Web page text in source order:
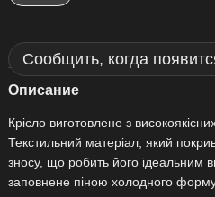
Сообщить, когда
Описание
Крісло виготовлене з
Текстильний матеріал, який
зносу, що робить його ідеальним
заповнене піною холодного